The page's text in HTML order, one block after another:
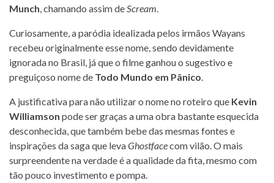
Munch, chamando assim deScream.
Curiosamente, a paródia idealizada pelos irmãos Wayans
recebeu originalmente esse nome, sendo devidamente
ignorada no Brasil, já que o filme ganhou o sugestivo e
preguiçoso nome de Todo Mundo em Pânico.
A justificativa para não utilizar o nome no roteiro que Kevin
Williamson pode ser graças a uma obra bastante esquecida
desconhecida, que também bebe das mesmas fontes e
inspirações da saga que levaGhostfacecom vilão. O mais
surpreendente na verdade é a qualidade da fita, mesmo com
tão pouco investimento e pompa.